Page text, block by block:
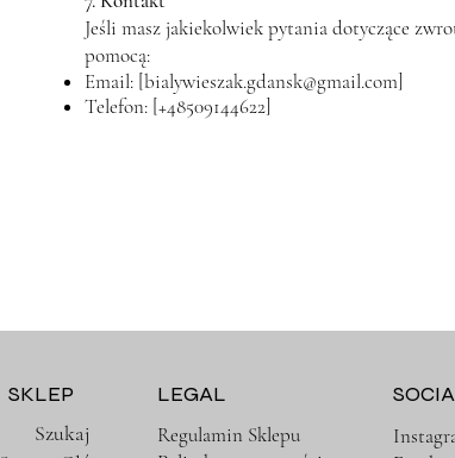
Jeśli masz jakiekolwiek pytania dotyczące
pomocą:
Email: [bialywieszak.gdansk@gmail.com]
Telefon: [+48509144622]
SKLEP
Szukaj
LEGAL
Regulamin Sklepu